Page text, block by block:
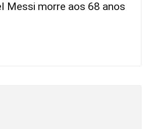
Messi morre aos 68 anos